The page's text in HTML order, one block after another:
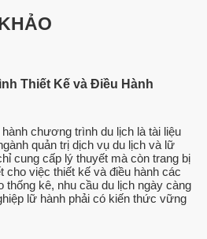
Thiết Kế và Điều Hành
chương trình du lịch là tài liệu
quản trị dịch vụ du lịch và lữ
cung cấp lý thuyết mà còn trang bị
cho việc thiết kế và điều hành các
thống kê, nhu cầu du lịch ngày càng
lữ hành phải có kiến thức vững